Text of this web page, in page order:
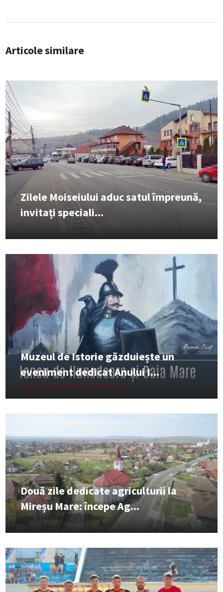
Articole similare
Zilele Moiseiului aduc satul împreună,
invitați speciali...
Muzeul de Istorie găzduiește un
eveniment dedicat Anului I...
Două zile dedicate agriculturii la
Mireșu Mare: începe Ag...